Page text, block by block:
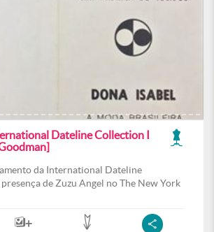
Dateline Collection I
da International Dateline
de Zuzu Angel no The New York